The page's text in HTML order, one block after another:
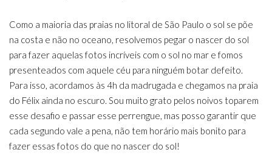
Como a maioria das praias no litoral de São Paulo o sol se põe
na costa e não no oceano, resolvemos pegar o nascer do sol
para fazer aquelas fotos incríveis com o sol no mar e fomos
presenteados com aquele céu para ninguém botar defeito.
Para isso, acordamos às 4h da madrugada e chegamos na praia
do Félix ainda no escuro. Sou muito grato pelos noivos toparem
esse desafio e passar esse perrengue, mas posso garantir que
cada segundo vale a pena, não tem horário mais bonito para
fazer essas fotos do que no nascer do sol!